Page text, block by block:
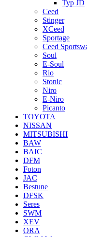
Typ JD
Ceed
Stinger
XCeed
Sportage
Ceed
Soul
E-Soul
Rio
Stonic
Niro
E-Niro
Picanto
TOYOTA
NISSAN
MITSUBISHI
BAW
BAIC
DFM
Foton
JAC
Bestune
DFSK
Seres
SWM
XEV
ORA